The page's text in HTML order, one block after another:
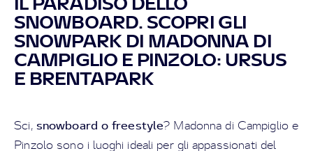
SNOWBOARD. SCOPRI GLI
SNOWPARK DI MADONNA DI
CAMPIGLIO E PINZOLO: URSUS
E BRENTAPARK
Sci, snowboard o freestyle? Madonna di Campiglio e
Pinzolo sono i luoghi ideali per gli appassionati del